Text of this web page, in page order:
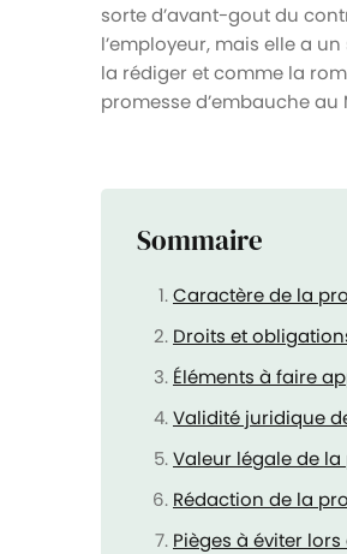
sorte d’avant-gout du
l’employeur, mais elle a
la rédiger et comme la
promesse d’embauche au
Sommaire
Caractère de la
Droits et
Éléments à faire
Validité juridique
Valeur légale de
Rédaction de la
Pièges à éviter